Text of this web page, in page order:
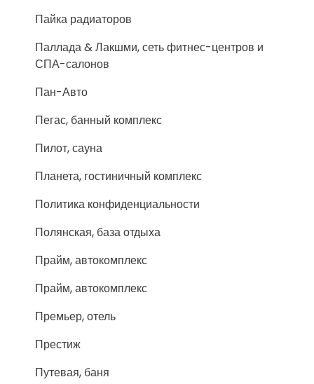
Пайка радиаторов
Паллада & Лакшми, сеть фитнес-центров и
СПА-салонов
Пан-Авто
Пегас, банный комплекс
Пилот, сауна
Планета, гостиничный комплекс
Политика конфиденциальности
Полянская, база отдыха
Прайм, автокомплекс
Прайм, автокомплекс
Премьер, отель
Престиж
Путевая, баня